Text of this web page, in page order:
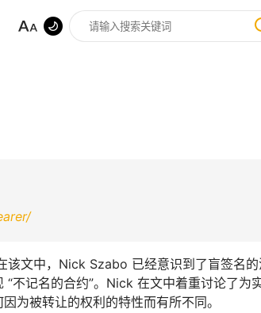
文中，Nick Szabo 已经意识到了盲签名的
不记名的合约”。Nick 在文中着重讨论了为
为被转让的权利的特性而有所不同。